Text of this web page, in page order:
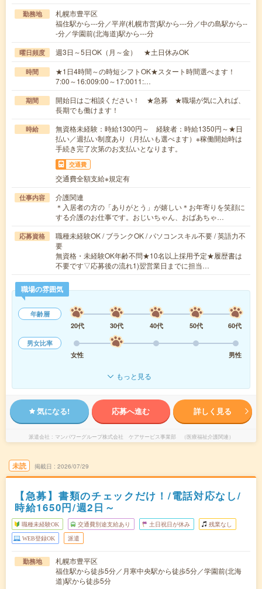
勤務地
札幌市豊平区
福住駅から---分／平岸(札幌市営)駅から---分／中の島駅から--
-分／学園前(北海道)駅から---分
曜日頻度 週3日～5日OK（月～金） ★土日休みOK
時間
★1日4時間～の時短シフトOK★スタート時間選べます！
7:00～16:009:00～17:0011:…
期間
開始日はご相談ください！ ★急募 ★職場が気に入れば、
長期でも働けます！
時給
無資格未経験：時給1300円～ 経験者：時給1350円～★日
払い／週払い制度あり（月払いも選べます）※稼働開始時は
手続き完了次第のお支払いとなります。
交通費
交通費全額支給※規定有
仕事内容
介護関連
＊入居者の方の「ありがとう」が嬉しい＊お年寄りを笑顔に
する介護のお仕事です。おじいちゃん、おばあちゃ…
応募資格
職種未経験OK / ブランクOK / パソコンスキル不要 / 英語力不
要
無資格・未経験OK年齢不問★10名以上採用予定★履歴書は
不要です▽応募後の流れ1)翌営業日までに担当…
職場の雰囲気
年齢層
20代
30代 40代 50代
60代
男女比率
女性
男性
もっと見る
気になる! 応募へ進む 詳しく見る
派遣会社 マンパワーグループ株式会社 ケアサービス事業部 （医療福祉介護関連）
未読 掲載日 2026/07/29
【急募】書類のチェックだけ！/電話対応なし/
時給1650円/週2日～
職種未経験OK 交通費別途支給あり 土日祝日が休み 残業なし
WEB登録OK 派遣
勤務地
札幌市豊平区
福住駅から徒歩5分／月寒中央駅から徒歩5分／学園前(北海
道)駅から徒歩5分